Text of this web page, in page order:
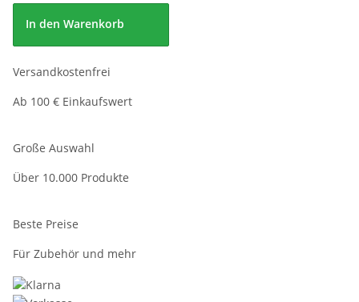
In den Warenkorb
Versandkostenfrei
Ab 100 € Einkaufswert
Große Auswahl
Über 10.000 Produkte
Beste Preise
Für Zubehör und mehr